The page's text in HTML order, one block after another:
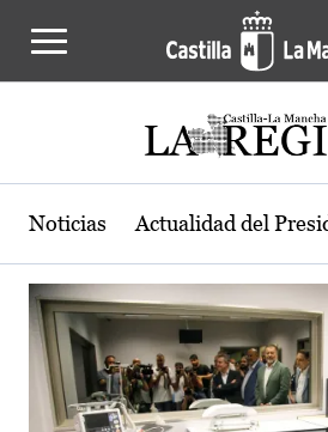
Actualidad de la
Noticias Actualidad del